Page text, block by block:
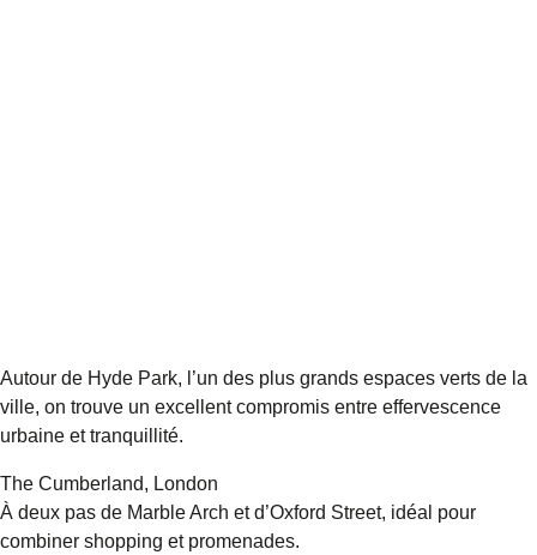
Autour de Hyde Park, l’un des plus grands espaces verts de la
ville, on trouve un excellent compromis entre effervescence
urbaine et tranquillité.
The Cumberland, London
À deux pas de Marble Arch et d’Oxford Street, idéal pour
combiner shopping et promenades.